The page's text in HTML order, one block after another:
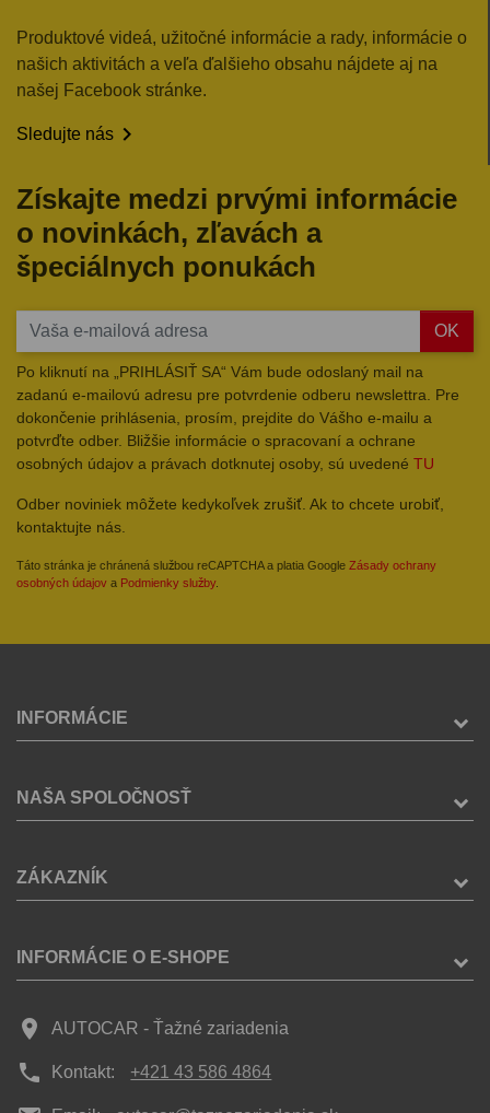
Produktové videá, užitočné informácie a rady, informácie o
našich aktivitách a veľa ďalšieho obsahu nájdete aj na
našej Facebook stránke.
Sledujte nás 
Získajte medzi prvými informácie
o novinkách, zľavách a
špeciálnych ponukách
OK
Po kliknutí na „PRIHLÁSIŤ SA“ Vám bude odoslaný mail na
zadanú e-mailovú adresu pre potvrdenie odberu newslettra. Pre
dokončenie prihlásenia, prosím, prejdite do Vášho e-mailu a
potvrďte odber. Bližšie informácie o spracovaní a ochrane
osobných údajov a právach dotknutej osoby, sú uvedené TU
Odber noviniek môžete kedykoľvek zrušiť. Ak to chcete urobiť,
kontaktujte nás.
Táto stránka je chránená službou reCAPTCHA a platia Google Zásady ochrany
osobných údajov a Podmienky služby.
INFORMÁCIE
NAŠA SPOLOČNOSŤ
ZÁKAZNÍK
INFORMÁCIE O E-SHOPE
place AUTOCAR - Ťažné zariadenia
phone Kontakt: +421 43 586 4864